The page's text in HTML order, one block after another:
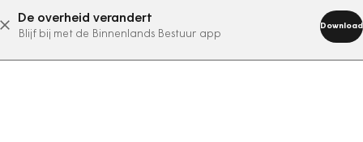
De overheid verandert
Blijf bij met de Binnenlands Bestuur app
Download
abonneer nu